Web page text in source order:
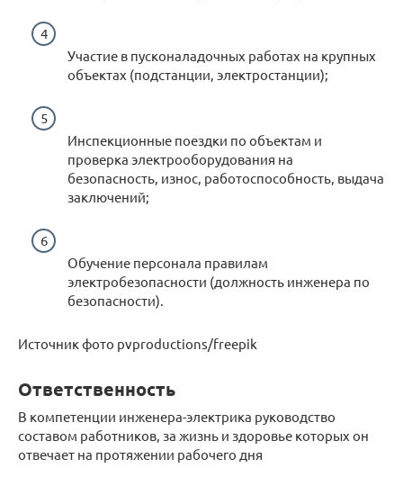
Участие в пусконаладочных работах на крупных
объектах (подстанции, электростанции);
Инспекционные поездки по объектам и
проверка электрооборудования на
безопасность, износ, работоспособность, выдача
заключений;
Обучение персонала правилам
электробезопасности (должность инженера по
безопасности).
Источник фото pvproductions/freepik
Ответственность
В компетенции инженера-электрика руководство
составом работников, за жизнь и здоровье которых он
отвечает на протяжении рабочего дня